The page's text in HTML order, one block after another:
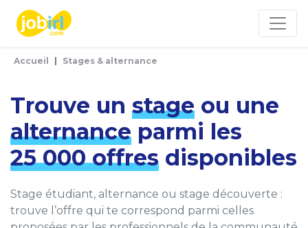
Accueil Stages & alternance
Trouve un stage ou une
alternance parmi les
25 000 offres disponibles
Stage étudiant, alternance ou stage découverte :
trouve l’offre qui te correspond parmi celles
Panneau de gestion des cookies